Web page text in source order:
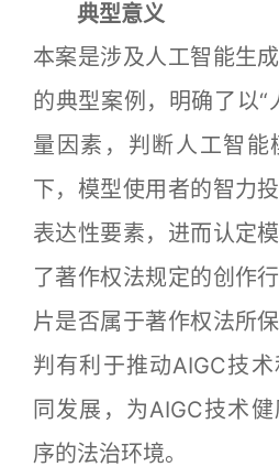
典型意义
本案是涉及人工智能生
的典型案例，明确了以“
量因素，判断人工智能
下，模型使用者的智力
表达性要素，进而认定
了著作权法规定的创作
片是否属于著作权法所
判有利于推动AIGC技
同发展，为AIGC技术
序的法治环境。